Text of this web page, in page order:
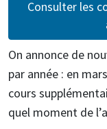
Consulter les
On annonce de
par année : en
cours
quel moment de